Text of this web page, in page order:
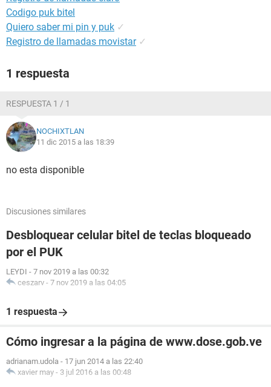
Codigo puk bitel
Quiero saber mi pin y puk ✓
Registro de llamadas movistar ✓
1 respuesta
RESPUESTA 1 / 1
NOCHIXTLAN
11 dic 2015 a las 18:39
no esta disponible
Discusiones similares
Desbloquear celular bitel de teclas bloqueado
por el PUK
LEYDI - 7 nov 2019 a las 00:32
ceszarv - 7 nov 2019 a las 04:05
1 respuesta
Cómo ingresar a la página de www.dose.gob.ve
adrianam.udola - 17 jun 2014 a las 22:40
xavier may - 3 jul 2016 a las 00:48